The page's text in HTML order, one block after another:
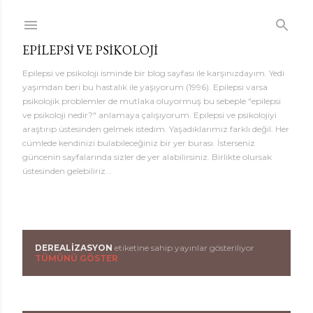
EPILEPSI VE PSIKOLOJI
Epilepsi ve psikoloji isminde bir blog sayfası ile karşınızdayım. Yedi
yaşımdan beri bu hastalık ile yaşıyorum (1996). Epilepsi varsa
psikolojik problemler de mutlaka oluyormuş bu sebeple "epilepsi
ve psikoloji nedir?" anlamaya çalışıyorum. Epilepsi ve psikolojiyi
araştırıp üstesinden gelmek istedim. Yaşadıklarımız farklı değil. Her
cümlede kendinizi bulabileceğiniz bir yer burası. İsterseniz
güncenin sayfalarında sizler de yer alabilirsiniz. Birlikte olursak
üstesinden gelebiliriz...
KDEREALIZASYON etiketine sahip yayınlar gösteriliyor
TÜMÜNÜ GÖSTER